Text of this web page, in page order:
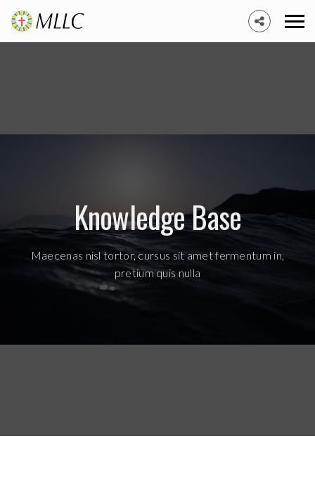
Knowledge Base
Maecenas nisl tortor, cursus sit amet fermentum in,
pretium quis nulla